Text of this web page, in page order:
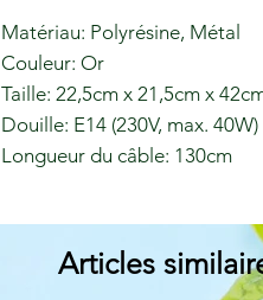
Matériau: Polyrésine, Métal
Couleur: Or
Taille: 22,5cm x 21,5cm x
Douille: E14 (230V, max. 40W)
Longueur du câble: 130cm
Articles